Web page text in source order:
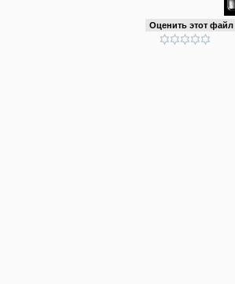
Оценить этот файл